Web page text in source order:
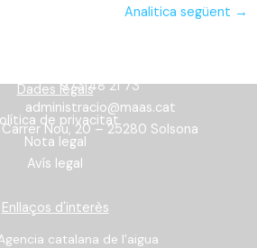
Analitica següent →
973 48 21 73
administracio@maas.cat
Carrer Nou, 20 – 25280 Solsona
Dades legals
de privacitat
Nota legal
Avís legal
Enllaços d'interès
catalana de l’aigua